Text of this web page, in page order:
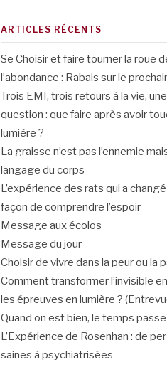
ARTICLES RÉCENTS
Se Choisir et faire tourner la roue
l’abondance : Rabais sur le
Trois EMI, trois retours à la vie,
question : que faire après avoir
lumière ?
La graisse n’est pas l’ennemie
langage du corps
L’expérience des rats qui a
façon de comprendre l’espoir
Message aux écolos
Message du jour
Choisir de vivre dans la peur ou la
Comment transformer l’invisible
les épreuves en lumière ?
Quand on est bien, le temps
L’Expérience de Rosenhan : de
saines à psychiatrisées